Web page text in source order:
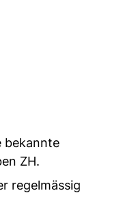
bekannte
ZH.
regelmässig